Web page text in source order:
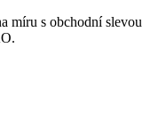
míru s obchodní slevou